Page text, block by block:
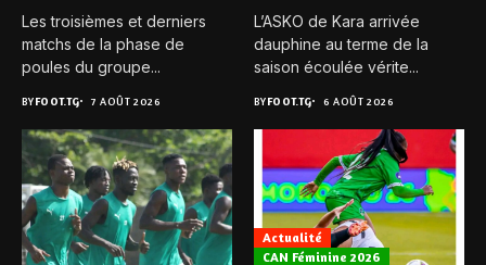
Les troisièmes et derniers
matchs de la phase de
poules du groupe...
BYFOOT.TG 7 AOÛT 2026
L’ASKO de Kara arrivée
dauphine au terme de la
saison écoulée vérite...
BYFOOT.TG 6 AOÛT 2026
Actualité
CAN Féminine 2026